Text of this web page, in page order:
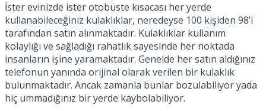
İster evinizde ister otobüste kısacası her yerde
kullanabileceğiniz kulaklıklar, neredeyse 100 kişiden 98’i
tarafından satın alınmaktadır. Kulaklıklar kullanım
kolaylığı ve sağladığı rahatlık sayesinde her noktada
insanların işine yaramaktadır. Genelde her satın aldığınız
telefonun yanında orijinal olarak verilen bir kulaklık
bulunmaktadır. Ancak zamanla bunlar bozulabiliyor yada
hiç ummadığınız bir yerde kaybolabiliyor.